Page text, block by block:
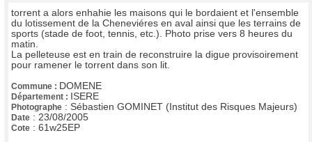
torrent a alors enhahie les maisons qui le bordaient et l'ensemble
du lotissement de la Cheneviéres en aval ainsi que les terrains de
sports (stade de foot, tennis, etc.). Photo prise vers 8 heures du
matin.
La pelleteuse est en train de reconstruire la digue provisoirement
pour ramener le torrent dans son lit.
Commune : DOMENE
Département : ISERE
Photographe : Sébastien GOMINET (Institut des Risques Majeurs)
Date : 23/08/2005
Cote : 61w25EP